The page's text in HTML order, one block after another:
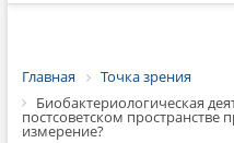
Главная
Точка зрения
Биобактериологическая
постсоветском пространстве
измерение?